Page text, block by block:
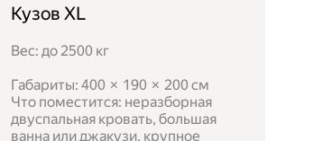
Кузов XL
Вес: до 2500 кг
Габариты: 400 × 190 × 200 см
Что поместится: неразборная
двуспальная кровать, большая
ванна или джакузи, крупное